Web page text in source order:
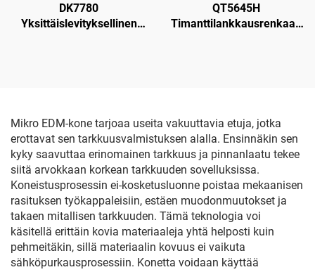
DK7780
Yksittäislevityksellinen
QT5645H
Timanttilankkausrenkaan
Mikro EDM-kone tarjoaa useita vakuuttavia etuja, jotka
erottavat sen tarkkuusvalmistuksen alalla. Ensinnäkin sen
kyky saavuttaa erinomainen tarkkuus ja pinnanlaatu tekee
siitä arvokkaan korkean tarkkuuden sovelluksissa.
Koneistusprosessin ei-kosketusluonne poistaa mekaanisen
rasituksen työkappaleisiin, estäen muodonmuutokset ja
takaen mitallisen tarkkuuden. Tämä teknologia voi
käsitellä erittäin kovia materiaaleja yhtä helposti kuin
pehmeitäkin, sillä materiaalin kovuus ei vaikuta
sähköpurkausprosessiin. Konetta voidaan käyttää